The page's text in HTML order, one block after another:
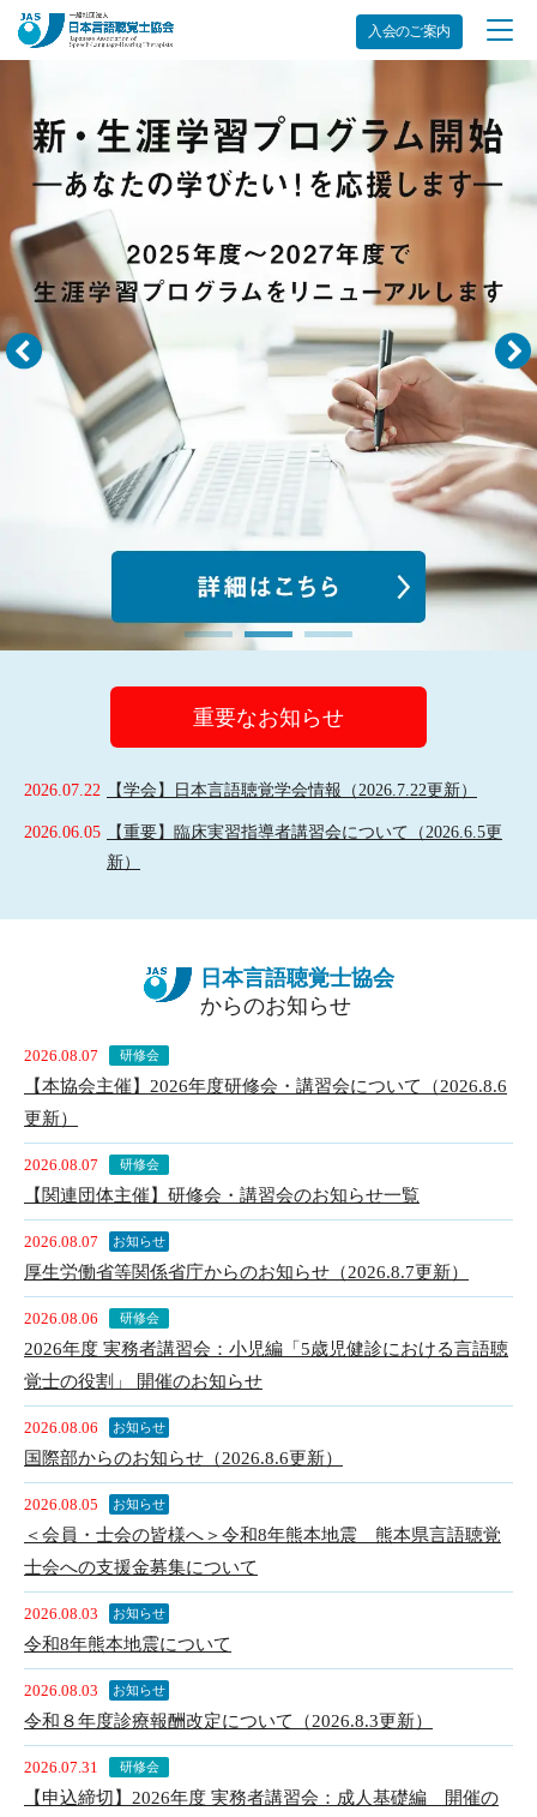
日
本
言
語
聴
協
会
ロ
ゴ
入会のご案内
重要なお知らせ
2026.07.22 【学会】日本言語聴覚学会情報（2026.7.22更新）
2026.06.05
【重要】臨床実習指導者講習会について（2026.6.5更
新）
日本言語聴覚士協会
からのお知らせ
2026.08.07 研修会
【本協会主催】2026年度研修会・講習会について（2026.8.6
更新）
2026.08.07 研修会
【関連団体主催】研修会・講習会のお知らせ一覧
2026.08.07 お知らせ
厚生労働省等関係省庁からのお知らせ（2026.8.7更新）
2026.08.06 研修会
2026年度 実務者講習会：小児編「5歳児健診における言語聴
覚士の役割」 開催のお知らせ
2026.08.06 お知らせ
国際部からのお知らせ（2026.8.6更新）
2026.08.05 お知らせ
＜会員・士会の皆様へ＞令和8年熊本地震 熊本県言語聴覚
士会への支援金募集について
2026.08.03 お知らせ
令和8年熊本地震について
2026.08.03 お知らせ
令和８年度診療報酬改定について（2026.8.3更新）
2026.07.31 研修会
【申込締切】2026年度 実務者講習会：成人基礎編 開催の